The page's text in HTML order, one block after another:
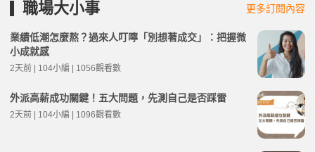
職場大小事 更多訂閱內容
業績低潮怎麼熬？過來人叮嚀「別想著成交」：把握微
小成就感
2天前 | 104小編 | 1056觀看數
外派高薪成功關鍵！五大問題，先測自己是否踩雷
2天前 | 104小編 | 1096觀看數